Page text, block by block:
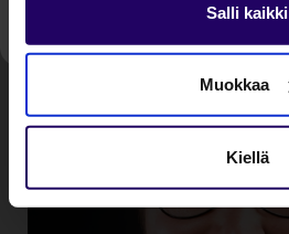
Salli kaikki
Muokkaa
Kiellä